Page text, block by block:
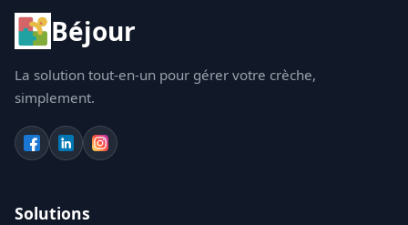
Béjour
La solution tout-en-un pour gérer votre crèche,
simplement.
Solutions